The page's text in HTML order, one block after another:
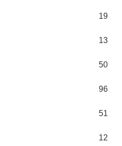
19
13
50
96
51
12